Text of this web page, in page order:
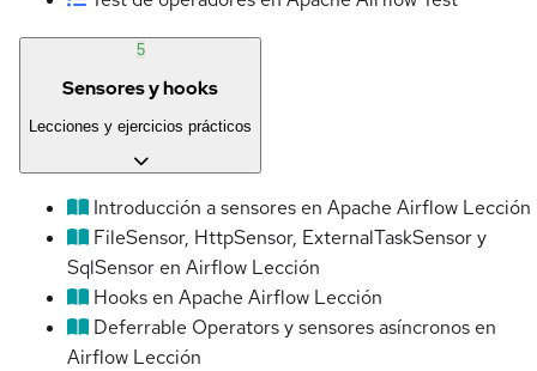
5
Sensores y hooks
Lecciones y ejercicios prácticos
Introducción a sensores en Apache Airflow Lección
FileSensor, HttpSensor, ExternalTaskSensor y
SqlSensor en Airflow Lección
Hooks en Apache Airflow Lección
Deferrable Operators y sensores asíncronos en
Airflow Lección